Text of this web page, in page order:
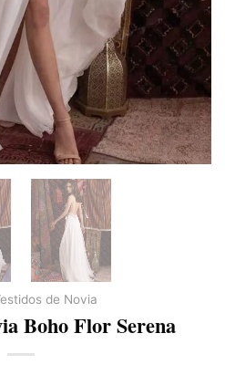
de Novia
Boho Flor Serena